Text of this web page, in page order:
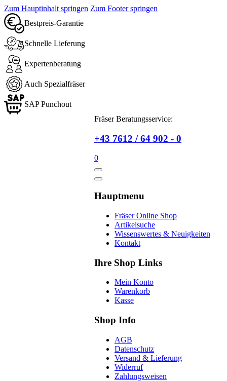
Zum Hauptinhalt springen Zum Footer springen
Bestpreis-Garantie
Schnelle Lieferung
Expertenberatung
Auch Spezialfräser
SAP Punchout
Fräser Beratungsservice:
+43 7612 / 64 902 - 0
0
Hauptmenu
Fräser Online Shop
Artikelsuche
Wissenswertes & Neuigkeiten
Kontakt
Ihre Shop Links
Mein Konto
Warenkorb
Kasse
Shop Info
AGB
Datenschutz
Versand & Lieferung
Widerruf
Zahlungsweisen